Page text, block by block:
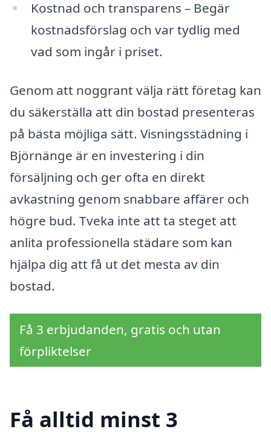
Kostnad och transparens – Begär
kostnadsförslag och var tydlig med
vad som ingår i priset.
Genom att noggrant välja rätt företag kan
du säkerställa att din bostad presenteras
på bästa möjliga sätt. Visningsstädning i
Björnänge är en investering i din
försäljning och ger ofta en direkt
avkastning genom snabbare affärer och
högre bud. Tveka inte att ta steget att
anlita professionella städare som kan
hjälpa dig att få ut det mesta av din
bostad.
Få 3 erbjudanden, gratis och utan
förpliktelser
Få alltid minst 3